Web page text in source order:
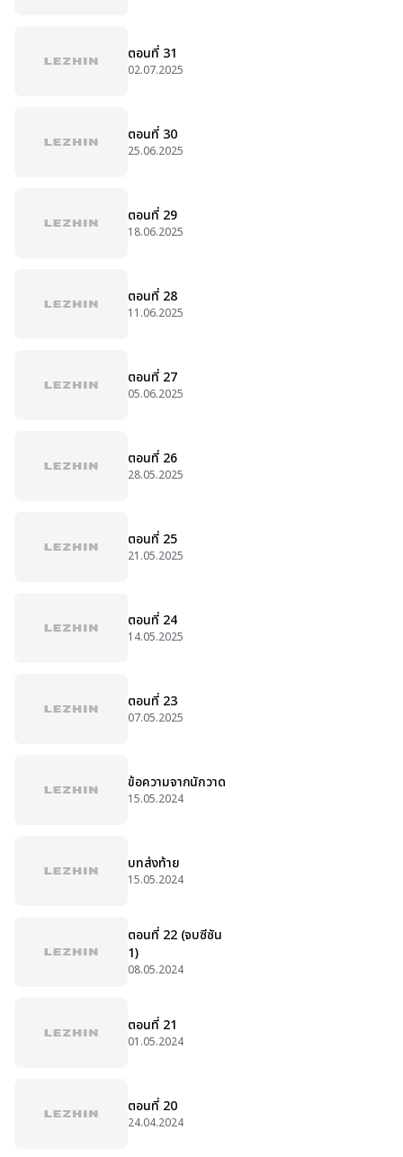
ตอนที่ 31
02.07.2025
ตอนที่ 30
25.06.2025
ตอนที่ 29
18.06.2025
ตอนที่ 28
11.06.2025
ตอนที่ 27
05.06.2025
ตอนที่ 26
28.05.2025
ตอนที่ 25
21.05.2025
ตอนที่ 24
14.05.2025
ตอนที่ 23
07.05.2025
ข้อความจากนักวาด
15.05.2024
บทส่งท้าย
15.05.2024
ตอนที่ 22 (จบซีซัน
1)
08.05.2024
ตอนที่ 21
01.05.2024
ตอนที่ 20
24.04.2024